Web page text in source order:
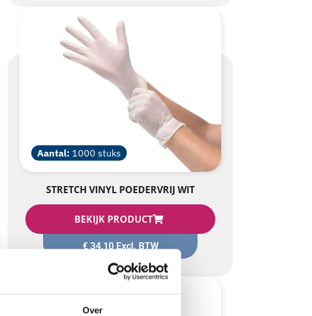
Over
Aantal: 1000 stuks
STRETCH VINYL POEDERVRIJ WIT
BEKIJK PRODUCT
€34,10Excl. BTW